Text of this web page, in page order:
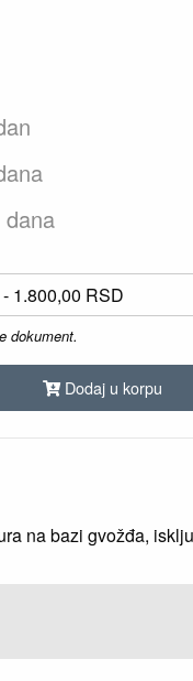
dokument.
Dodaj u korpu
na bazi gvožđa,